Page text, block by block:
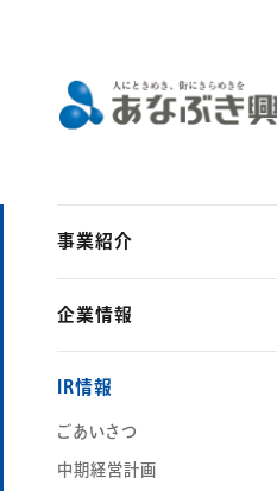
事業紹介
企業情報
IR情報
ごあいさつ
中期経営計画